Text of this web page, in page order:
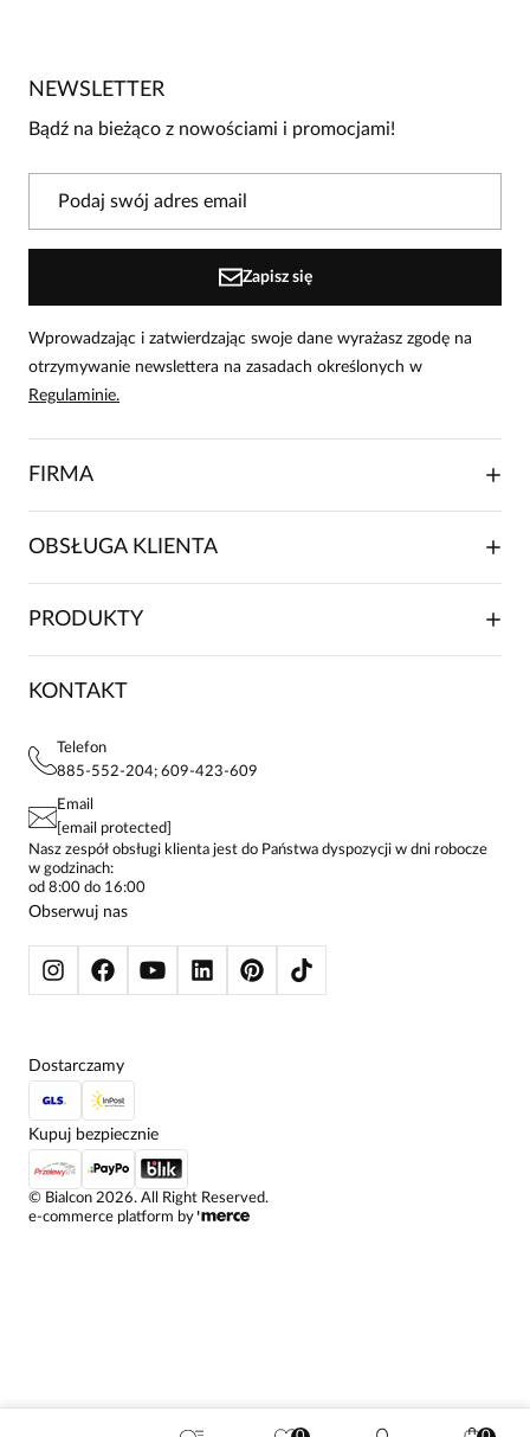
NEWSLETTER
Bądź na bieżąco z nowościami i promocjami!
Zapisz się
Wprowadzając i zatwierdzając swoje dane wyrażasz zgodę na
otrzymywanie newslettera na zasadach określonych w
Regulaminie.
FIRMA
O NAS
FRANCZYZA
KONTAKTY
OBSŁUGA KLIENTA
SKŁADANIE ZAMÓWIENIA
FAQ
POLITYKA PRYWATNOŚCI
STREFA STAŁEGO KLIENTA
PRODUKTY
SUKIENKI
KOSZULE DAMSKIE
SPODNIE DAMSKIE
ŻAKIETY I MARYNARKI
SWETRY
BLUZY
KONTAKT
Telefon
885-552-204; 609-423-609
Email
[email protected]
Nasz zespół obsługi klienta jest do Państwa dyspozycji w dni robocze
w godzinach:
od 8:00 do 16:00
Obserwuj nas
© Bialcon 2026. All Right Reserved.
e-commerce platform by
Dostarczamy
Kupuj bezpiecznie